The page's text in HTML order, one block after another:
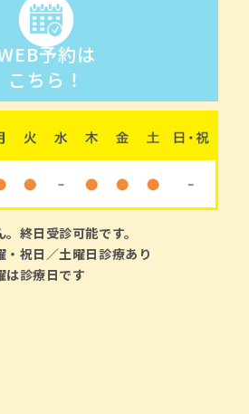
予約は
こちら！
終日受診可能です。
祝日／土曜日診療あり
診療日です